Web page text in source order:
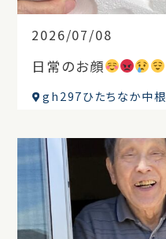
2026/07/08
日常のお顔
gh297ひたちなか中根